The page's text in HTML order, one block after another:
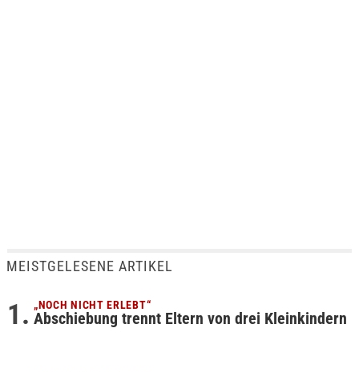
MEISTGELESENE ARTIKEL
„NOCH NICHT ERLEBT“
Abschiebung trennt Eltern von drei Kleinkindern